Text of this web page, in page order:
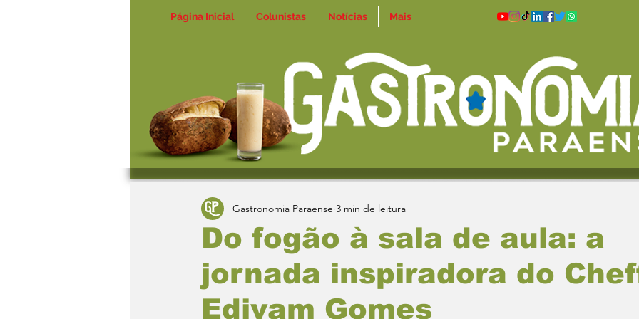
Página Inicial Colunistas Notícias Mais
Do fogão à sala de aula: a
jornada inspiradora do
Edivam Gomes
Gastronomia Paraense 3 min de leitura